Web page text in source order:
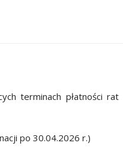
terminach płatności
po 30.04.2026 r.)